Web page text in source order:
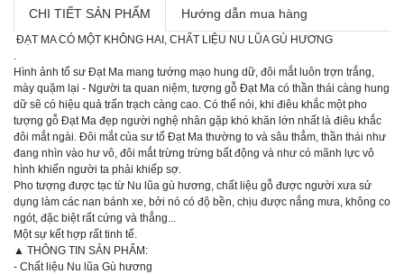
CHI TIẾT SẢN PHẨM Hướng dẫn mua hàng
ĐẠT MA CÓ MỘT KHÔNG HAI, CHẤT LIỆU NU LŨA GÙ HƯƠNG
.
Hình ảnh tổ sư Đạt Ma mang tướng mạo hung dữ, đôi mắt luôn trợn trắng,
mày quặm lại - Người ta quan niệm, tượng gỗ Đạt Ma có thần thái càng hung
dữ sẽ có hiệu quả trấn trạch càng cao. Có thể nói, khi điêu khắc một pho
tượng gỗ Đạt Ma đẹp người nghệ nhân gặp khó khăn lớn nhất là điêu khắc
đôi mắt ngài. Đôi mắt của sư tổ Đạt Ma thường to và sâu thẳm, thần thái như
đang nhìn vào hư vô, đôi mắt trừng trừng bất động và như có mãnh lực vô
hình khiến người ta phải khiếp sợ.
Pho tượng được tạc từ Nu lũa gù hương, chất liệu gỗ được người xưa sử
dụng làm các nan bánh xe, bởi nó có độ bền, chịu được nắng mưa, không co
ngót, đặc biệt rất cứng và thẳng...
Một sự kết hợp rất tinh tế.
▲ THÔNG TIN SẢN PHẨM:
- Chất liệu Nu lũa Gù hương